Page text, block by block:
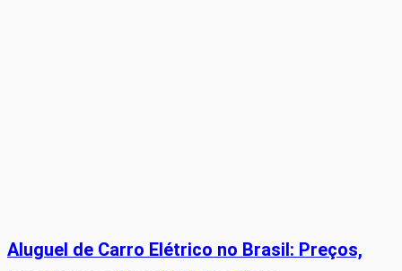
Aluguel de Carro Elétrico no Brasil: Preços,